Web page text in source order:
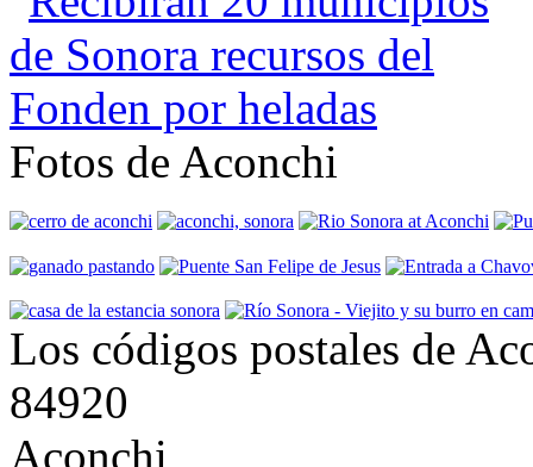
Fotos de Aconchi
Los códigos postales de
84920
Aconchi